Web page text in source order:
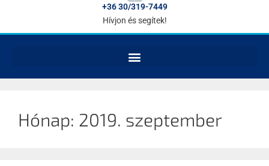
+36 30/319-7449
Hívjon és segítek!
Hónap: 2019. szeptember